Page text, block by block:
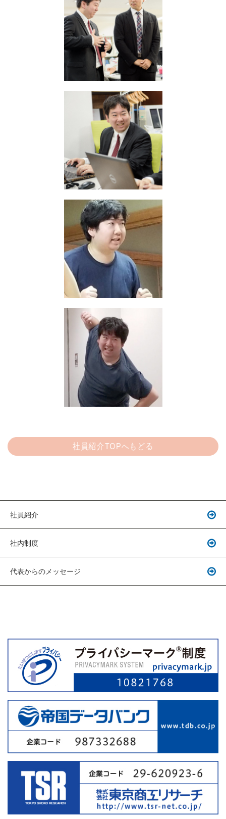
社員紹介TOPへもどる
社員紹介
社内制度
代表からのメッセージ